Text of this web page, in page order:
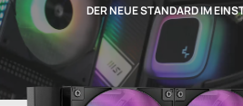
DER NEUE STANDARD IM